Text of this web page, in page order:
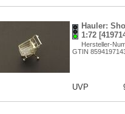
Hauler:
1:72
Hersteller-
GTIN
UVP